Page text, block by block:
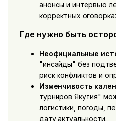
анонсы и интервью
корректных
Где нужно быть
Неофициальные
"инсайды" без
риск конфликтов и
Изменчивость
турниров Якутия"
логистики, погоды,
дату актуальности.